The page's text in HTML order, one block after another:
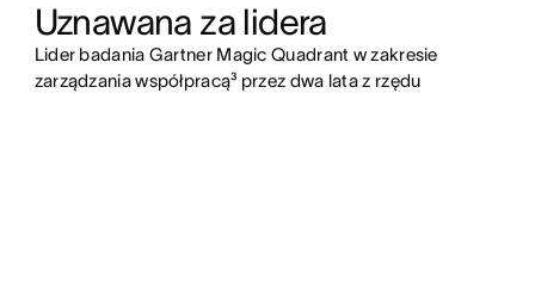
Uznawana za lidera
Lider badania Gartner Magic Quadrant w zakresie
zarządzania współpracą³ przez dwa lata z rzędu